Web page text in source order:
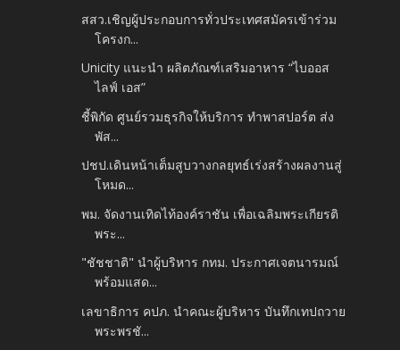
สสว.เชิญผู้ประกอบการทั่วประเทศสมัครเข้าร่วม
โครงก...
Unicity แนะนำ ผลิตภัณฑ์เสริมอาหาร “ไบออส
ไลฟ์ เอส”
ชี้พิกัด ศูนย์รวมธุรกิจให้บริการ ทำพาสปอร์ต ส่ง
พัส...
ปชป.เดินหน้าเต็มสูบวางกลยุทธ์เร่งสร้างผลงานสู่
โหมด...
พม. จัดงานเทิดไท้องค์ราชัน เพื่อเฉลิมพระเกียรติ
พระ...
"ชัชชาติ" นำผู้บริหาร กทม. ประกาศเจตนารมณ์
พร้อมแสด...
เลขาธิการ คปภ. นำคณะผู้บริหาร บันทึกเทปถวาย
พระพรชั...